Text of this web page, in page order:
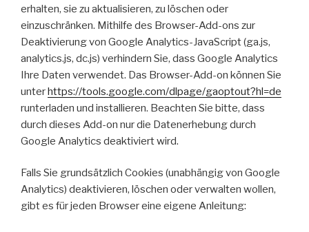
erhalten, sie zu aktualisieren, zu löschen oder
einzuschränken. Mithilfe des Browser-Add-ons zur
Deaktivierung von Google Analytics-JavaScript (ga.js,
analytics.js, dc.js) verhindern Sie, dass Google Analytics
Ihre Daten verwendet. Das Browser-Add-on können Sie
unterhttps://tools.google.com/dlpage/gaoptout?hl=de
runterladen und installieren. Beachten Sie bitte, dass
durch dieses Add-on nur die Datenerhebung durch
Google Analytics deaktiviert wird.
Falls Sie grundsätzlich Cookies (unabhängig von Google
Analytics) deaktivieren, löschen oder verwalten wollen,
gibt es für jeden Browser eine eigene Anleitung: